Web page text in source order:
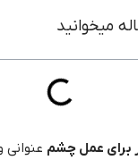
میخوانید
برای عمل چشم عنوانی